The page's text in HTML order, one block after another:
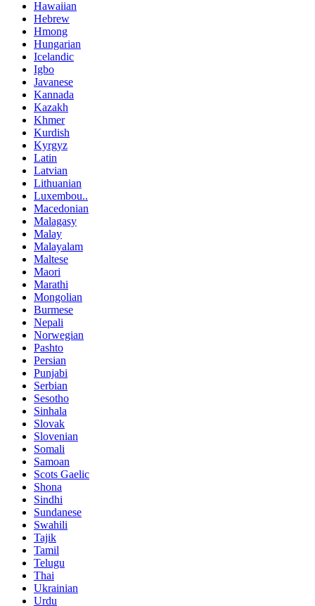
Hawaiian
Hebrew
Hmong
Hungarian
Icelandic
Igbo
Javanese
Kannada
Kazakh
Khmer
Kurdish
Kyrgyz
Latin
Latvian
Lithuanian
Luxembou..
Macedonian
Malagasy
Malay
Malayalam
Maltese
Maori
Marathi
Mongolian
Burmese
Nepali
Norwegian
Pashto
Persian
Punjabi
Serbian
Sesotho
Sinhala
Slovak
Slovenian
Somali
Samoan
Scots Gaelic
Shona
Sindhi
Sundanese
Swahili
Tajik
Tamil
Telugu
Thai
Ukrainian
Urdu